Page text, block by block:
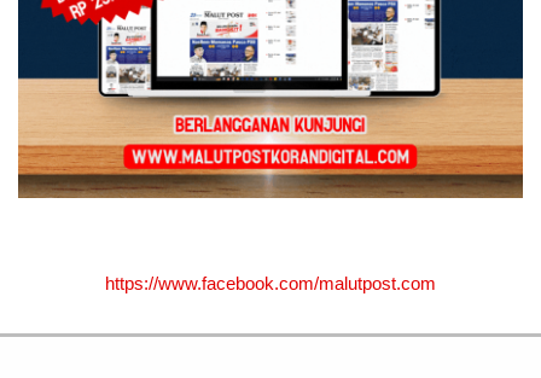
https://www.facebook.com/malutpost.com